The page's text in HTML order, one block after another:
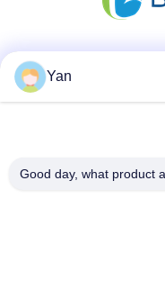
Yan
Good day, what product